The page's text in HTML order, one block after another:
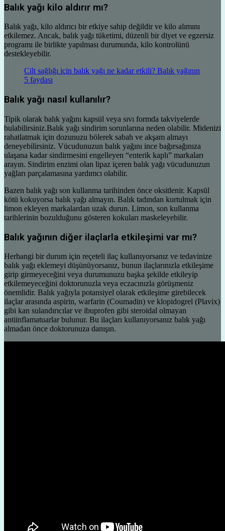
Balık yağı kilo aldırır mı?
Balık yağı, kilo aldırıcı bir etkiye sahip değildir ve kilo alımını
etkilemez. Ancak, balık yağı tüketimi, düzenli bir diyet ve egzersiz
programı ile birlikte yapılması durumunda, kilo kontrolünü
destekleyebilir.
Cilt sağlığı için balık yağı ne kadar etkili? Balık yağının
5 faydası
Balık yağı nasıl kullanılır?
Tipik olarak balık yağını kapsül veya sıvı formda takviyelerde
bulabilirsiniz.Balık yağı sindirim sorunlarına neden olabilir. Midenizi
rahatlatmak için dozunuzu bölerek sabah ve akşam almayı
deneyebilirsiniz. Vücudunuzun balık yağını ince bağırsağınıza
ulaşana kadar sindirmesini engelleyen “enterik kaplı” markaları
arayın. Sindirim enzimi olan lipaz içeren balık yağı vücudunuzun
yağları parçalamasına yardımcı olabilir.
Bazen balık yağı son kullanma tarihinden önce oksitlenir. Kapsül
kötü kokuyorsa balık yağı almayın. Balık tadından kurtulmak için
limon ekleyen markalardan uzak durun. Limon, son kullanma
tarihlerinin bozulduğunu gösteren kokuları maskeleyebilir.
Balık yağının diğer ilaçlarla etkileşimi var mı?
Herhangi bir durum için reçeteli ilaç kullanıyorsanız ve tedavinize
balık yağı eklemeyi düşünüyorsanız, bunun ilaçlarınızla etkileşime
girip girmeyeceğini veya durumunuzu başka şekilde etkileyip
etkilemeyeceğini doktorunuzla veya eczacınızla görüşmeniz
önemlidir. Balık yağıyla potansiyel olarak etkileşime girebilecek
ilaçlar arasında aspirin, warfarin (Coumadin) ve klopidogrel (Plavix)
gibi kan sulandırıcılar ve ibuprofen gibi steroidal olmayan
antiinflamatuarlar bulunur. Bu ilaçları kullanıyorsanız balık yağı
almadan önce doktorunuza danışın.